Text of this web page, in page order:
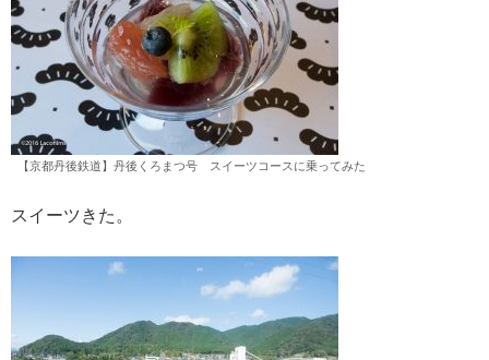
【京都丹後鉄道】丹後くろまつ号 スイーツコースに乗ってみた
スイーツきた。